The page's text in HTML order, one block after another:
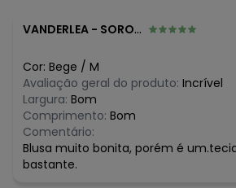
algum dia do mês, para o menor
agosto/2026
julho/2026
junho/2026
maio/2026
abril/2026
março/2026
VANDERLEA - SOROCABA - SP
Cor: Bege / M
Avaliação geral do produto: Incrível
Largura: Bom
Comprimento: Bom
Comentário:
Blusa muito bonita, porém é
bastante.